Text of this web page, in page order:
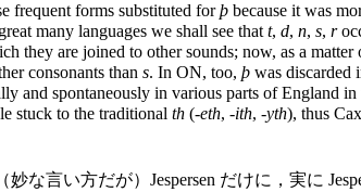
frequent forms substituted forþ because it was
many languages we shall see that t, d, n, s, r
they are joined to other sounds; now, as a matter
consonants than s. In ON, too, þ was discarded
and spontaneously in various parts of England
stuck to the traditional th (-eth, -ith, -yth), thus
言い方だが）Jespersen だけに，実に